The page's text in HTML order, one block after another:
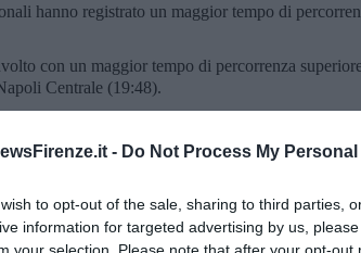
- Do Not Process My
to opt-out of the sale, sharing to third parties,
information for targeted advertising by us,
hanno registrato un maggior tempo di
con un maggior tempo di percorrenza
Centrale (19:48).
Toscana iscriviti allaNewsletter QUInews -